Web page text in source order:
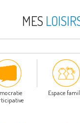
MES
Espace